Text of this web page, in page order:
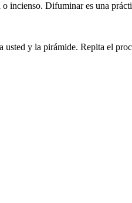
incienso. Difuminar es una
y la pirámide. Repita el